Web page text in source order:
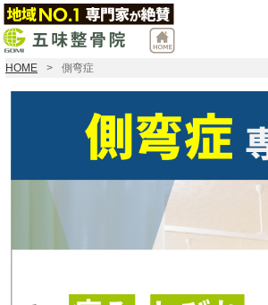
HOME 側弯症